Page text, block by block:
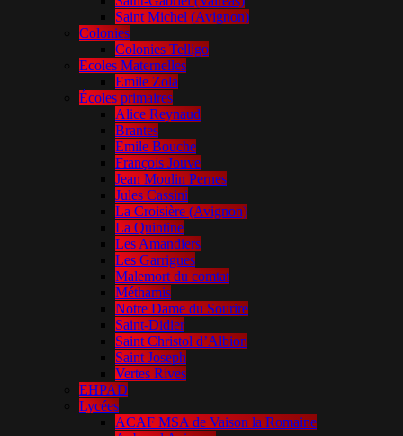
Saint Michel (Avignon)
Colonies
Colonies Telligo
Ecoles Maternelles
Emile Zola
Écoles primaires
Alice Reynaud
Brantes
Emile Bouche
François Jouve
Jean Moulin Pernes
Jules Cassini
La Croisière (Avignon)
La Quintine
Les Amandiers
Les Garrigues
Malemort du comtat
Méthamis
Notre Dame du Sourire
Saint-Didier
Saint Christol d’Albion
Saint Joseph
Vertes Rives
EHPAD
Lycées
ACAF MSA de Vaison la Romaine